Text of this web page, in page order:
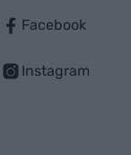
Facebook
Instagram